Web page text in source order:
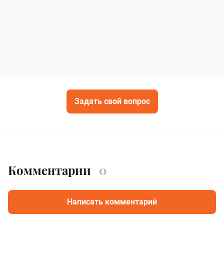
Задать свой вопрос
Комментарии 0
Написать комментарий